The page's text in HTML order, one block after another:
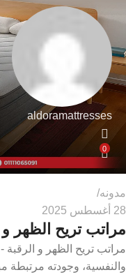
aldoramattresses
0
مدونه
28 أغسطس 2025
مراتب تريح الظهر و
مراتب تريح الظهر و
والنفسية، وجودته مرتبطة